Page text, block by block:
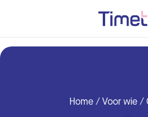
Home/Voor wie/